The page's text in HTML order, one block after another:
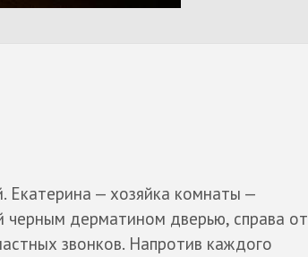
Екатерина — хозяйка комнаты —
черным дерматином дверью, справа от
звонков. Напротив каждого